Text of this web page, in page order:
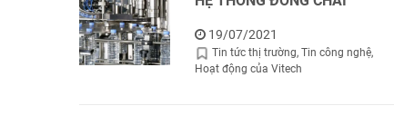
19/07/2021
Tin tức thị trường Tin công nghệ
Hoạt động của Vitech